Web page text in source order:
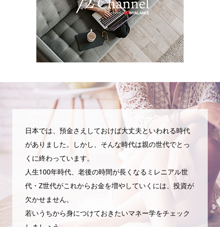
日本では、預金さえしておけば大丈夫といわれる時代
がありました。しかし、そんな時代は親の世代でとっ
くに終わっています。
人生100年時代、老後の時間が長くなるミレニアル世
代・Z世代がこれからお金を増やしていくには、投資が
欠かせません。
若いうちから身につけておきたいマネー学をチェック